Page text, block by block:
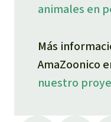
animales en
Más
AmaZoonico
nuestro